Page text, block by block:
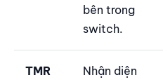
bên trong
switch.
TMR
Nhận diện